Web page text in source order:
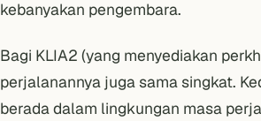
kebanyakan pengembara.
Bagi KLIA2 (yang menyediakan
perjalanannya juga sama singkat.
berada dalam lingkungan masa